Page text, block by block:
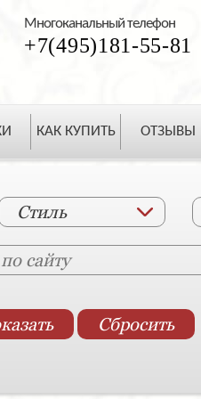
Многоканальный телефон
+7(495)181-55-81
КАК КУПИТЬ ОТЗЫВЫ
Стиль